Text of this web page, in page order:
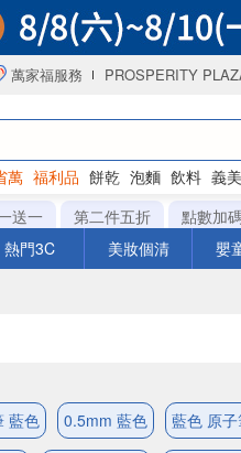
萬家福服務 PROSPERITY
萬 福利品 餅乾 泡麵 飲料 義美
送一 第二件五折 點數加
熱門3C 美妝個清 嬰
藍色 0.5mm 藍色 藍色 原